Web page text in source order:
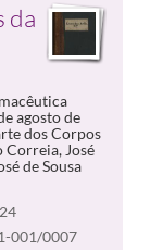
da
agosto de
dos Corpos
Correia, José
de Sousa
001/0007